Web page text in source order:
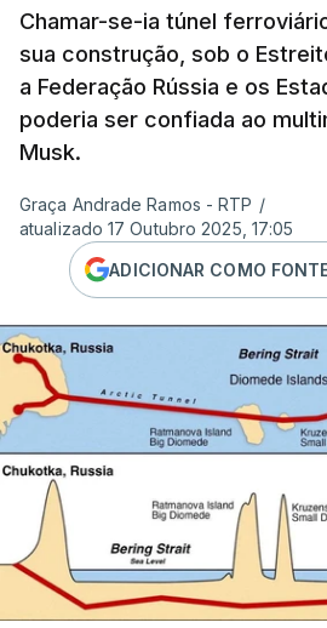
Chamar-se-ia túnel
sua construção, sob o
a Federação Rússia e os
poderia ser confiada ao
Musk.
Graça Andrade Ramos - RTP /
atualizado 17 Outubro 2025, 17:05
ADICIONAR COMO